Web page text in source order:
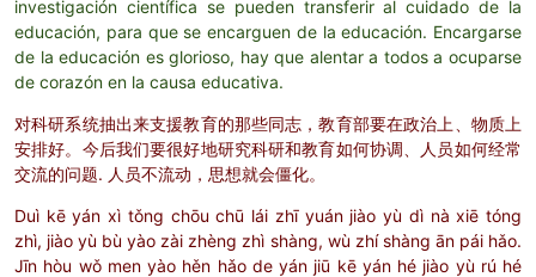
investigación científica se pueden transferir al cuidado de la
educación, para que se encarguen de la educación. Encargarse
de la educación es glorioso, hay que alentar a todos a ocuparse
de corazón en la causa educativa.
对科研系统抽出来支援教育的那些同志，教育部要在政治上、物质上
安排好。今后我们要很好地研究科研和教育如何协调、人员如何经常
交流的问题. 人员不流动，思想就会僵化。
Duì kē yán xì tǒng chōu chū lái zhī yuán jiào yù dì nà xiē tóng
zhì, jiào yù bù yào zài zhèng zhì shàng, wù zhí shàng ān pái hǎo.
Jīn hòu wǒ men yào hěn hǎo de yán jiū kē yán hé jiào yù rú hé